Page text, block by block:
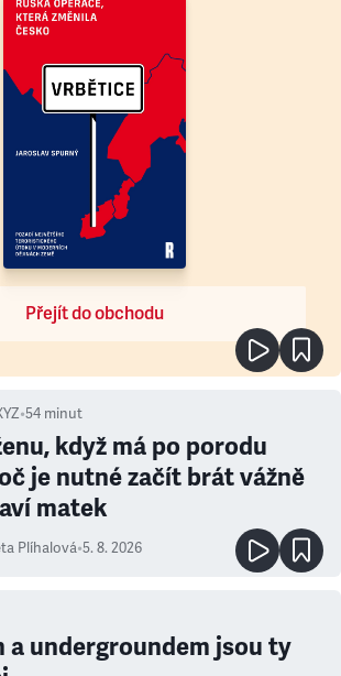
Přejít do obchodu
•54 minut
když má po porodu
je nutné začít brát vážně
matek
Plíhalová•5. 8. 2026
a undergroundem jsou ty